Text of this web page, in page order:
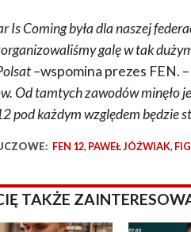
Is Coming była dla naszej
galę w tak
–wspomina prezes FEN.
Od tamtych zawodów minęło
pod każdym względem będzie
FEN 12, PAWEŁ JÓŹWIAK,
TAKŻE